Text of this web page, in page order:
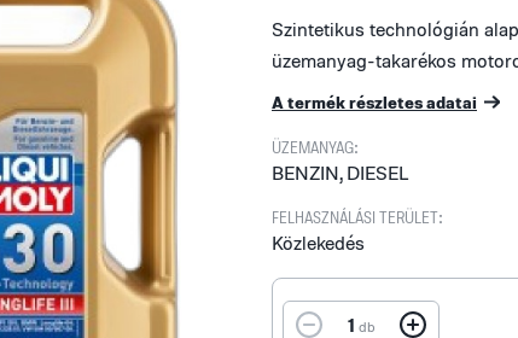
Szintetikus technológián
üzemanyag-takarékos
A termék részletes adatai
ÜZEMANYAG:
BENZIN, DIESEL
FELHASZNÁLÁSI TERÜLET:
Közlekedés
1 db